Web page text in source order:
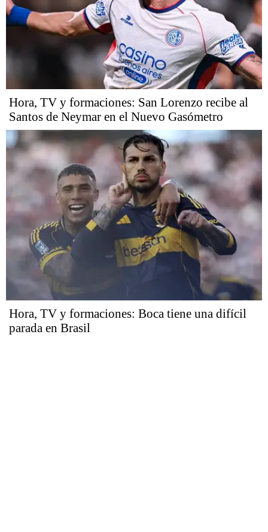
Hora, TV y formaciones: San Lorenzo recibe al
Santos de Neymar en el Nuevo Gasómetro
Hora, TV y formaciones: Boca tiene una difícil
parada en Brasil